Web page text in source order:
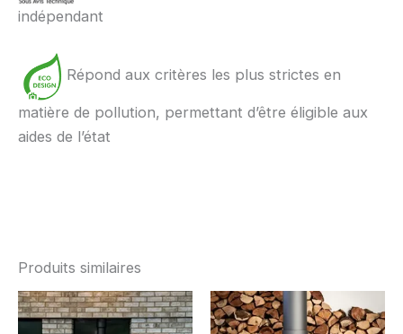
indépendant
Répond aux critères les plus strictes en
matière de pollution, permettant d’être éligible aux
aides de l’état
Produits similaires